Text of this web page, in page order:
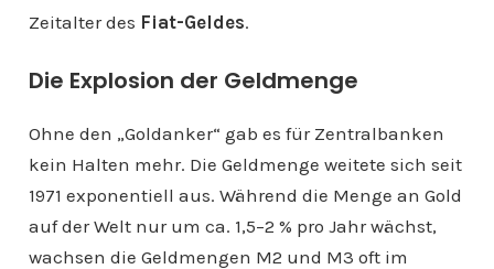
Zeitalter des Fiat-Geldes.
Die Explosion der Geldmenge
Ohne den „Goldanker“ gab es für Zentralbanken
kein Halten mehr. Die Geldmenge weitete sich seit
1971 exponentiell aus. Während die Menge an Gold
auf der Welt nur um ca. 1,5–2 % pro Jahr wächst,
wachsen die Geldmengen M2 und M3 oft im